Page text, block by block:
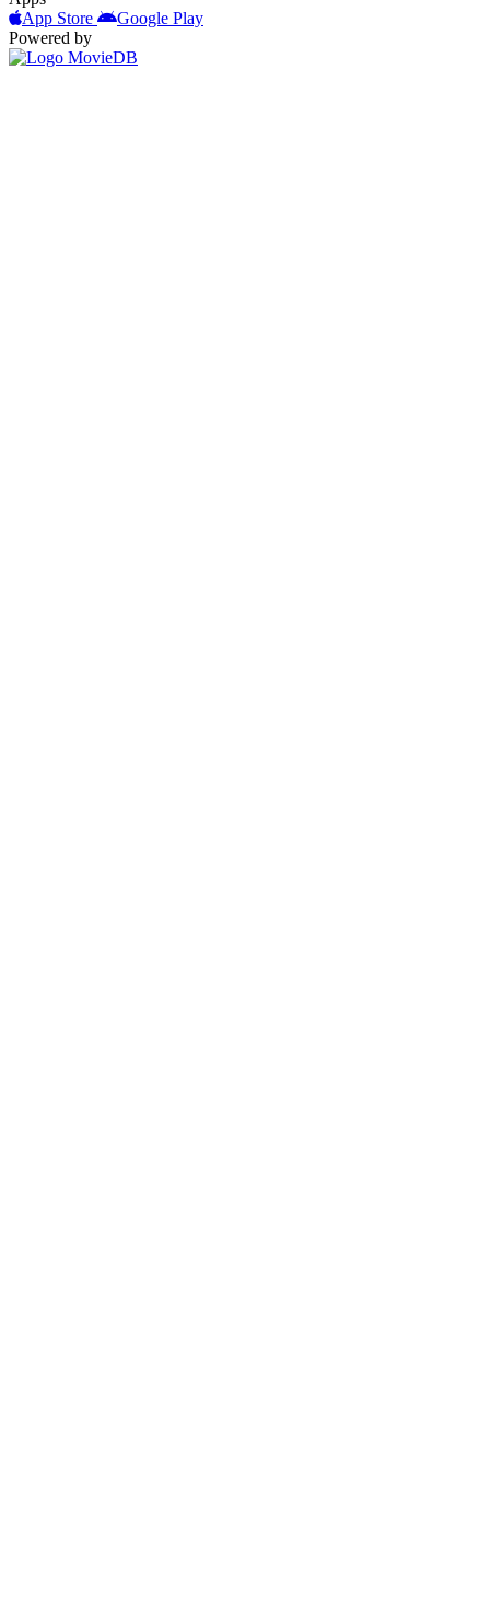
App Store
Google Play
Powered by